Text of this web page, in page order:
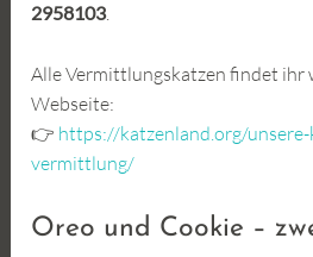
2958103.
Alle Vermittlungskatzen findet ihr
Webseite:
👉 https://katzenland.org/
vermittlung/
Oreo und Cookie –